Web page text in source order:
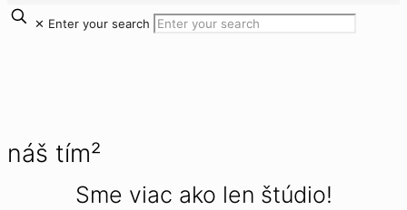
✕ Enter your search
náš tím²
Sme viac ako len štúdio!